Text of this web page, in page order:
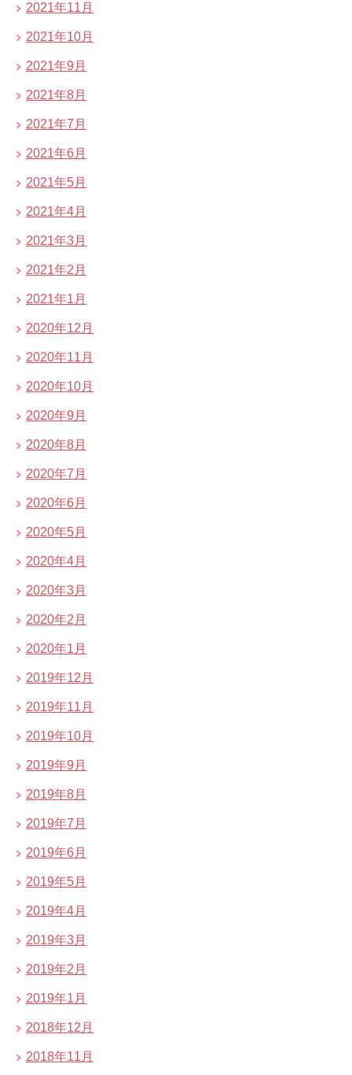
2021年11月
2021年10月
2021年9月
2021年8月
2021年7月
2021年6月
2021年5月
2021年4月
2021年3月
2021年2月
2021年1月
2020年12月
2020年11月
2020年10月
2020年9月
2020年8月
2020年7月
2020年6月
2020年5月
2020年4月
2020年3月
2020年2月
2020年1月
2019年12月
2019年11月
2019年10月
2019年9月
2019年8月
2019年7月
2019年6月
2019年5月
2019年4月
2019年3月
2019年2月
2019年1月
2018年12月
2018年11月